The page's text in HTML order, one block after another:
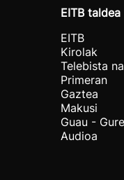
EITB taldea
EITB
Kirolak
Telebista
Primeran
Gaztea
Makusi
Guau - Gure
Audioa